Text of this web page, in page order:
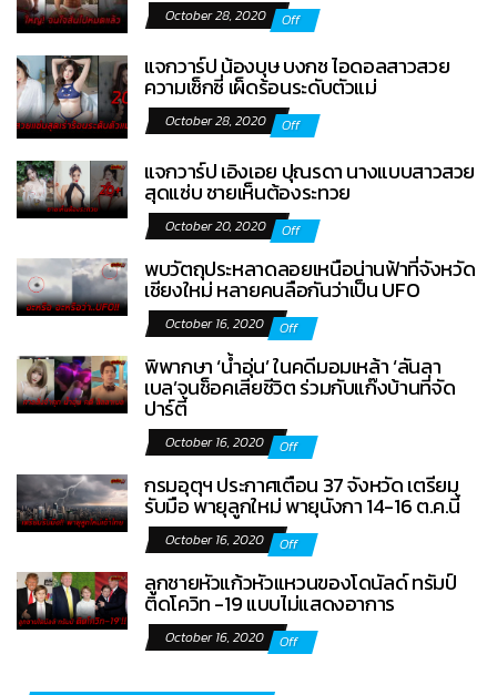
October 28, 2020 Off
แจกวาร์ป น้องบุษ บงกช ไอดอลสาวสวย
ความเซ็กซี่ เผ็ดร้อนระดับตัวแม่
October 28, 2020 Off
แจกวาร์ป เอิงเอย ปุณรดา นางแบบสาวสวย
สุดแซ่บ ชายเห็นต้องระทวย
October 20, 2020 Off
พบวัตถุประหลาดลอยเหนือน่านฟ้าที่จังหวัด
เชียงใหม่ หลายคนลือกันว่าเป็น UFO
October 16, 2020 Off
พิพากษา ‘น้ำอุ่น’ ในคดีมอมเหล้า ‘ลันลา
เบล’จนช็อคเสียชีวิต ร่วมกับแก๊งบ้านที่จัด
ปาร์ตี้
October 16, 2020 Off
กรมอุตุฯ ประกาศเตือน 37 จังหวัด เตรียม
รับมือ พายุลูกใหม่ พายุนังกา 14-16 ต.ค.นี้
October 16, 2020 Off
ลูกชายหัวแก้วหัวแหวนของโดนัลด์ ทรัมป์
ติดโควิท -19 แบบไม่แสดงอาการ
October 16, 2020 Off